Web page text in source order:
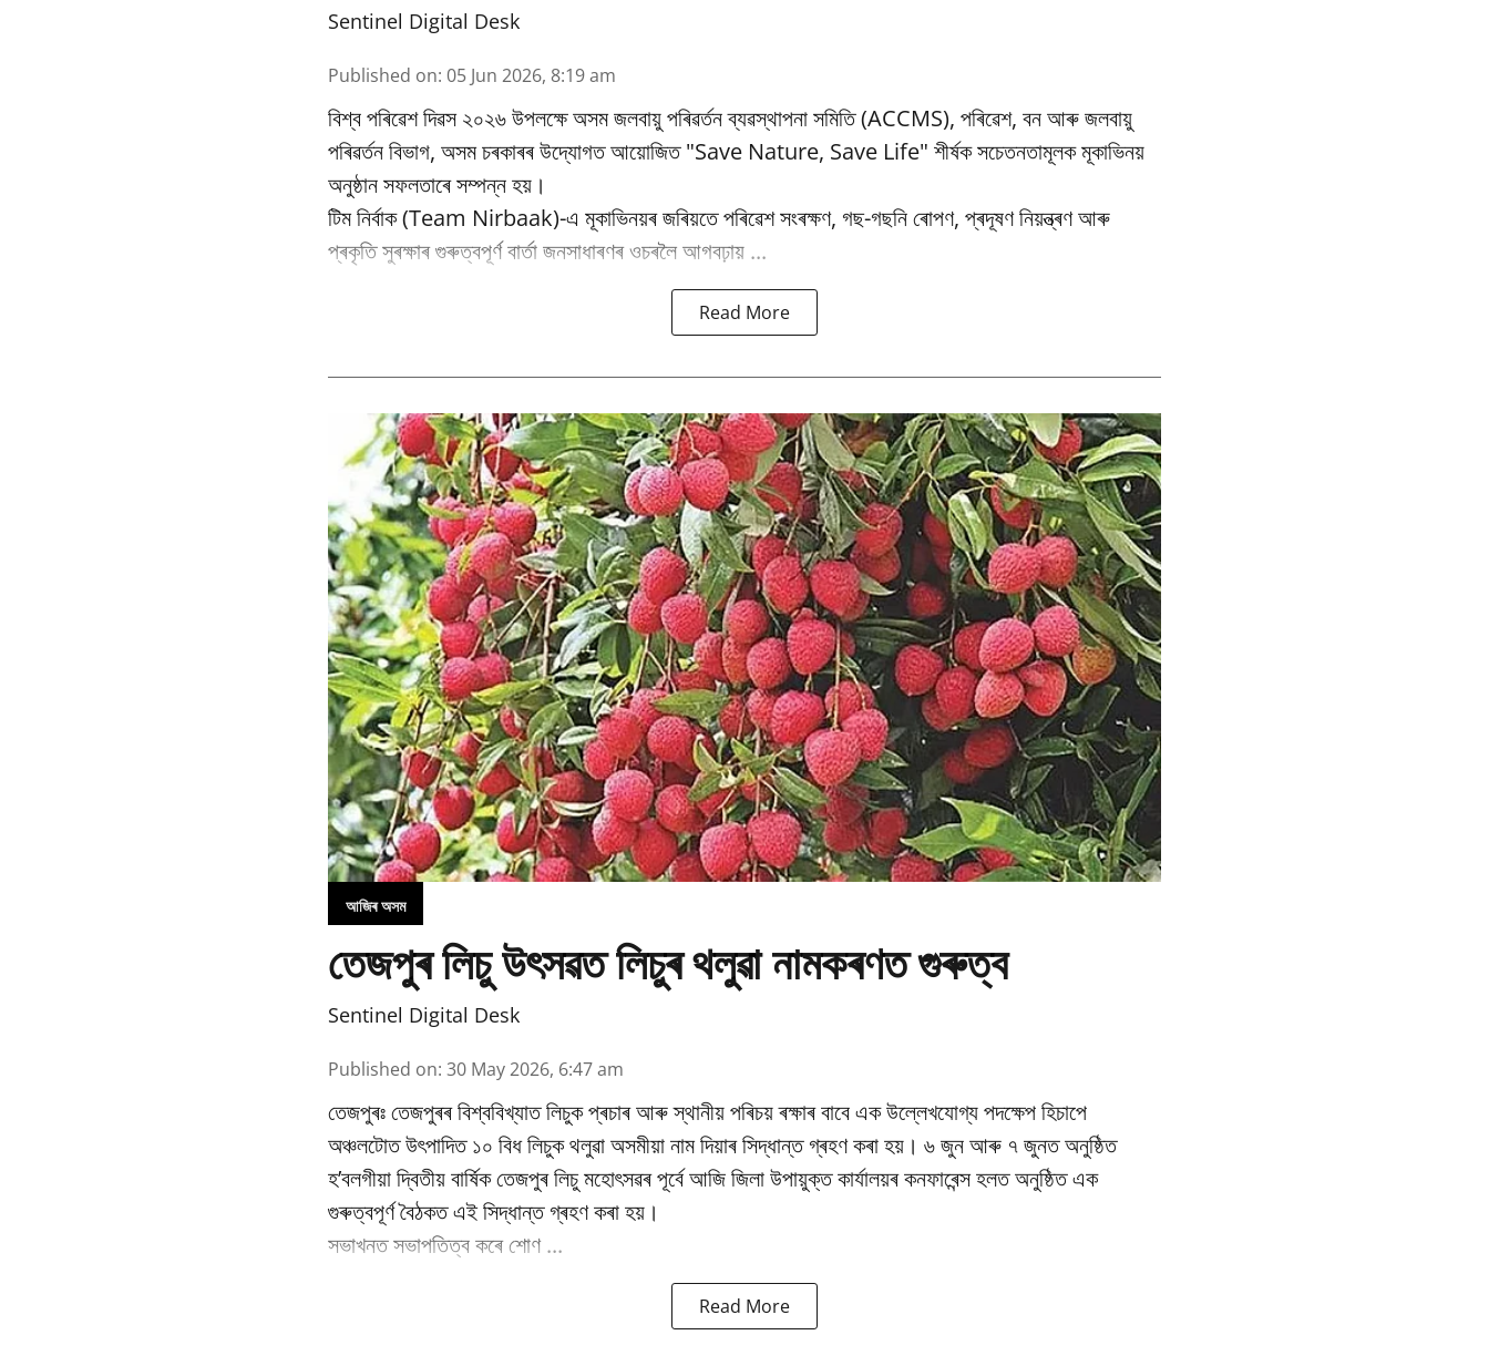
Sentinel Digital Desk
Published on: 05 Jun 2026, 8:19 am
বিশ্ব পৰিৱেশ দিৱস ২০২৬ উপলক্ষে অসম জলবায়ু পৰিৱর্তন ব্যৱস্থাপনা সমিতি (ACCMS), পৰিৱেশ, বন আৰু জলবায়ু
পৰিৱর্তন বিভাগ, অসম চৰকাৰৰ উদ্যোগত আয়োজিত "Save Nature, Save Life" শীৰ্ষক সচেতনতামূলক মূকাভিনয়
অনুষ্ঠান সফলতাৰে সম্পন্ন হয়।
টিম নিৰ্বাক (Team Nirbaak)-এ মূকাভিনয়ৰ জৰিয়তে পৰিৱেশ সংৰক্ষণ, গছ-গছনি ৰোপণ, প্ৰদূষণ নিয়ন্ত্ৰণ আৰু
প্ৰকৃতি সুৰক্ষাৰ গুৰুত্বপূৰ্ণ বাৰ্তা জনসাধাৰণৰ ওচৰলৈ আগবঢ়ায় ...
Read More
আজিৰ অসম
তেজপুৰ লিচু উৎসৱত লিচুৰ থলুৱা নামকৰণত গুৰুত্ব
Sentinel Digital Desk
Published on: 30 May 2026, 6:47 am
তেজপুৰঃ তেজপুৰৰ বিশ্ববিখ্যাত লিচুক প্ৰচাৰ আৰু স্থানীয় পৰিচয় ৰক্ষাৰ বাবে এক উল্লেখযোগ্য পদক্ষেপ হিচাপে
অঞ্চলটোত উৎপাদিত ১০ বিধ লিচুক থলুৱা অসমীয়া নাম দিয়াৰ সিদ্ধান্ত গ্ৰহণ কৰা হয়। ৬ জুন আৰু ৭ জুনত অনুষ্ঠিত
হ’বলগীয়া দ্বিতীয় বাৰ্ষিক তেজপুৰ লিচু মহোৎসৱৰ পূৰ্বে আজি জিলা উপায়ুক্ত কাৰ্যালয়ৰ কনফাৰেন্স হলত অনুষ্ঠিত এক
গুৰুত্বপূৰ্ণ বৈঠকত এই সিদ্ধান্ত গ্ৰহণ কৰা হয়।
সভাখনত সভাপতিত্ব কৰে শোণ ...
Read More